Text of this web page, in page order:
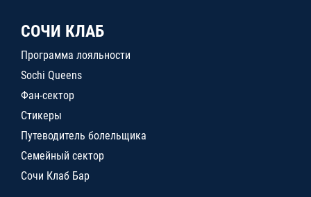
СОЧИ КЛАБ
Программа лояльности
Sochi Queens
Фан-сектор
Стикеры
Путеводитель болельщика
Семейный сектор
Сочи Клаб Бар